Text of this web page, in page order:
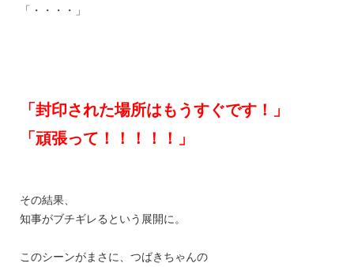
「・・・・」
「封印された場所はもうすぐです！」
「頑張って！！！！！」
その結果、
知事がブチギレるという展開に。
このシーンがまさに、つばきちゃんの